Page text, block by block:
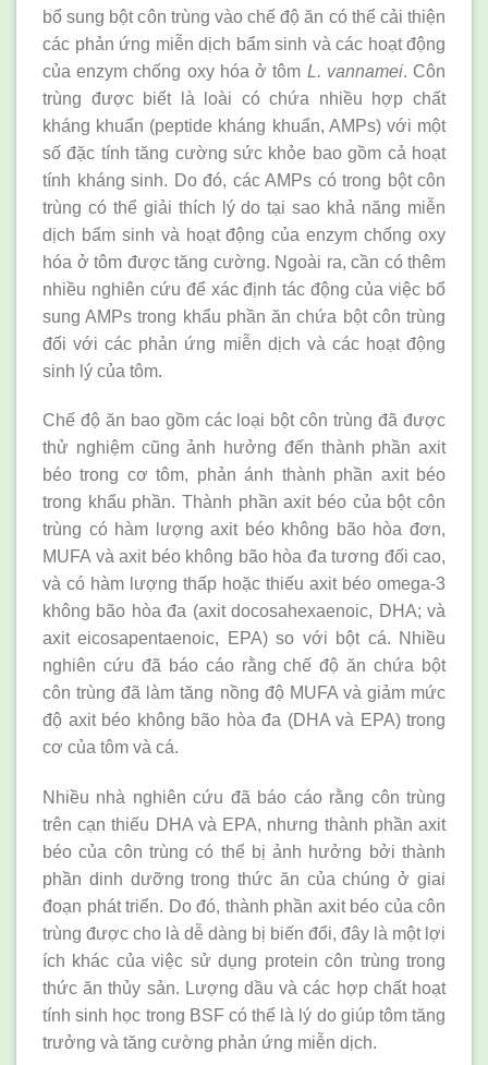
bổ sung bột côn trùng vào chế độ ăn có thể cải thiện
các phản ứng miễn dịch bẩm sinh và các hoạt động
của enzym chống oxy hóa ở tôm L. vannamei. Côn
trùng được biết là loài có chứa nhiều hợp chất
kháng khuẩn (peptide kháng khuẩn, AMPs) với một
số đặc tính tăng cường sức khỏe bao gồm cả hoạt
tính kháng sinh. Do đó, các AMPs có trong bột côn
trùng có thể giải thích lý do tại sao khả năng miễn
dịch bẩm sinh và hoạt động của enzym chống oxy
hóa ở tôm được tăng cường. Ngoài ra, cần có thêm
nhiều nghiên cứu để xác định tác động của việc bổ
sung AMPs trong khẩu phần ăn chứa bột côn trùng
đối với các phản ứng miễn dịch và các hoạt động
sinh lý của tôm.
Chế độ ăn bao gồm các loại bột côn trùng đã được
thử nghiệm cũng ảnh hưởng đến thành phần axit
béo trong cơ tôm, phản ánh thành phần axit béo
trong khẩu phần. Thành phần axit béo của bột côn
trùng có hàm lượng axit béo không bão hòa đơn,
MUFA và axit béo không bão hòa đa tương đối cao,
và có hàm lượng thấp hoặc thiếu axit béo omega-3
không bão hòa đa (axit docosahexaenoic, DHA; và
axit eicosapentaenoic, EPA) so với bột cá. Nhiều
nghiên cứu đã báo cáo rằng chế độ ăn chứa bột
côn trùng đã làm tăng nồng độ MUFA và giảm mức
độ axit béo không bão hòa đa (DHA và EPA) trong
cơ của tôm và cá.
Nhiều nhà nghiên cứu đã báo cáo rằng côn trùng
trên cạn thiếu DHA và EPA, nhưng thành phần axit
béo của côn trùng có thể bị ảnh hưởng bởi thành
phần dinh dưỡng trong thức ăn của chúng ở giai
đoạn phát triển. Do đó, thành phần axit béo của côn
trùng được cho là dễ dàng bị biến đổi, đây là một lợi
ích khác của việc sử dụng protein côn trùng trong
thức ăn thủy sản. Lượng dầu và các hợp chất hoạt
tính sinh học trong BSF có thể là lý do giúp tôm tăng
trưởng và tăng cường phản ứng miễn dịch.